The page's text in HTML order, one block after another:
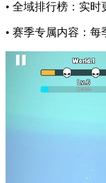
• 全域排行榜：实
• 赛季专属内容：